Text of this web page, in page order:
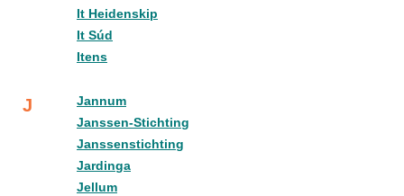
It Heidenskip
It Súd
Itens
J
Jannum
Janssen-Stichting
Janssenstichting
Jardinga
Jellum